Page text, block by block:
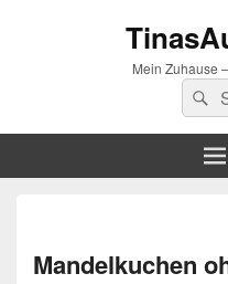
Mein Zuhause
nach:
Mandelkuchen